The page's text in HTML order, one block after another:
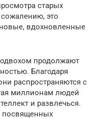
старых
это
вдохновленные
продолжают
Благодаря
распространяются с
миллионам людей
и развлечься.
посвященных